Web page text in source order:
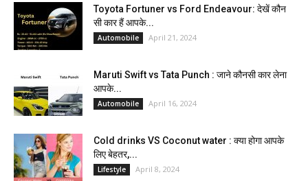
Toyota Fortuner vs Ford Endeavour: देखें कौन
सी कार हैं आपके...
Automobile April 21, 2024
Maruti Swift vs Tata Punch : जाने कौनसी कार लेना
आपके...
Automobile April 16, 2024
Cold drinks VS Coconut water : क्या होगा आपके
लिए बेहतर,...
Lifestyle April 8, 2024